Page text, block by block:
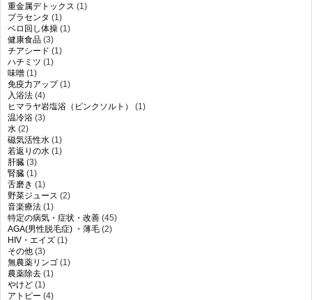
重金属デトックス (1)
プラセンタ (1)
ベロ回し体操 (1)
健康食品 (3)
チアシード (1)
ハチミツ (1)
味噌 (1)
免疫力アップ(1)
入浴法 (4)
ヒマラヤ岩塩浴（ピンクソルト）
(1)
温冷浴 (3)
水 (2)
磁気活性水 (1)
若返りの水 (1)
肝臓 (3)
腎臓 (1)
舌磨き (1)
野菜ジュース (2)
音楽療法 (1)
特定の病気・症状・改善 (45)
AGA(男性脱毛症) ・薄毛 (2)
HIV・エイズ (1)
その他 (3)
無農薬リンゴ (1)
農薬除去 (1)
やけど (1)
アトピー (4)